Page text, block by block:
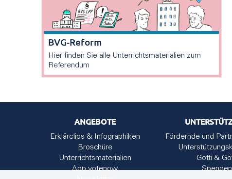
BVG-Reform
Hier finden Sie alle Unterrichtsmaterialien zum
Referendum
ANGEBOTE
Erklärclips & Infographiken
Broschüre
Unterrichtsmaterialien
App votenow
Fördernde und
Gotti &
Spenden